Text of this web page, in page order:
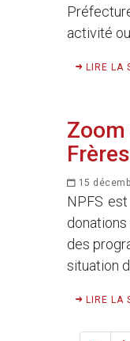
activité
LIRE LA
15
NPFS
des
situation
LIRE LA